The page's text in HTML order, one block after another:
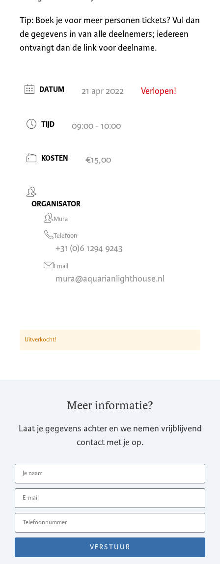
Tip: Boek je voor meer personen tickets? Vul dan
de gegevens in van alle deelnemers; iedereen
ontvangt dan de link voor deelname.
DATUM 21 apr 2022 Verlopen!
TIJD 09:00 - 10:00
KOSTEN €15,00
ORGANISATOR
Mura
Telefoon
+31 (0)6 1294 9243
Email
mura@aquarianlighthouse.nl
Uitverkocht!
Meer informatie?
Laat je gegevens achter en we nemen vrijblijvend
contact met je op.
VERSTUUR